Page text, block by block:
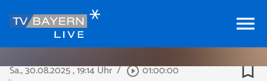
menu
Sa., 30.08.2025, 19:14 Uhr / play_circle_outline01:00:00 bookmark_border